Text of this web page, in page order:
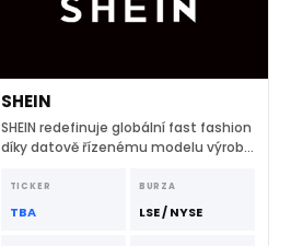
SHEIN
SHEIN redefinuje globální fast fashion
díky datově řízenému modelu výroby
dodavatelskému řetězci.
TICKER
TBA
BURZA
LSE / NYSE